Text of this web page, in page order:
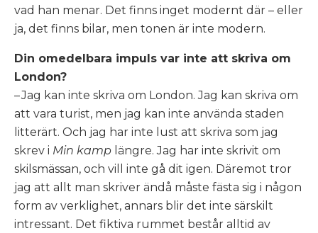
vad han menar. Det finns inget modernt där – eller
ja, det finns bilar, men tonen är inte modern.
Din omedelbara impuls var inte att skriva om
London?
– Jag kan inte skriva om London. Jag kan skriva om
att vara turist, men jag kan inte använda staden
litterärt. Och jag har inte lust att skriva som jag
skrev i Min kamp längre. Jag har inte skrivit om
skilsmässan, och vill inte gå dit igen. Däremot tror
jag att allt man skriver ändå måste fästa sig i någon
form av verklighet, annars blir det inte särskilt
intressant. Det fiktiva rummet består alltid av